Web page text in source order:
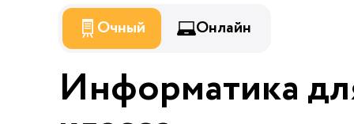
Очный Онлайн
Информатика